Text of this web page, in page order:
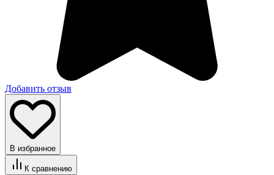
Добавить отзыв
В избранное
К сравнению